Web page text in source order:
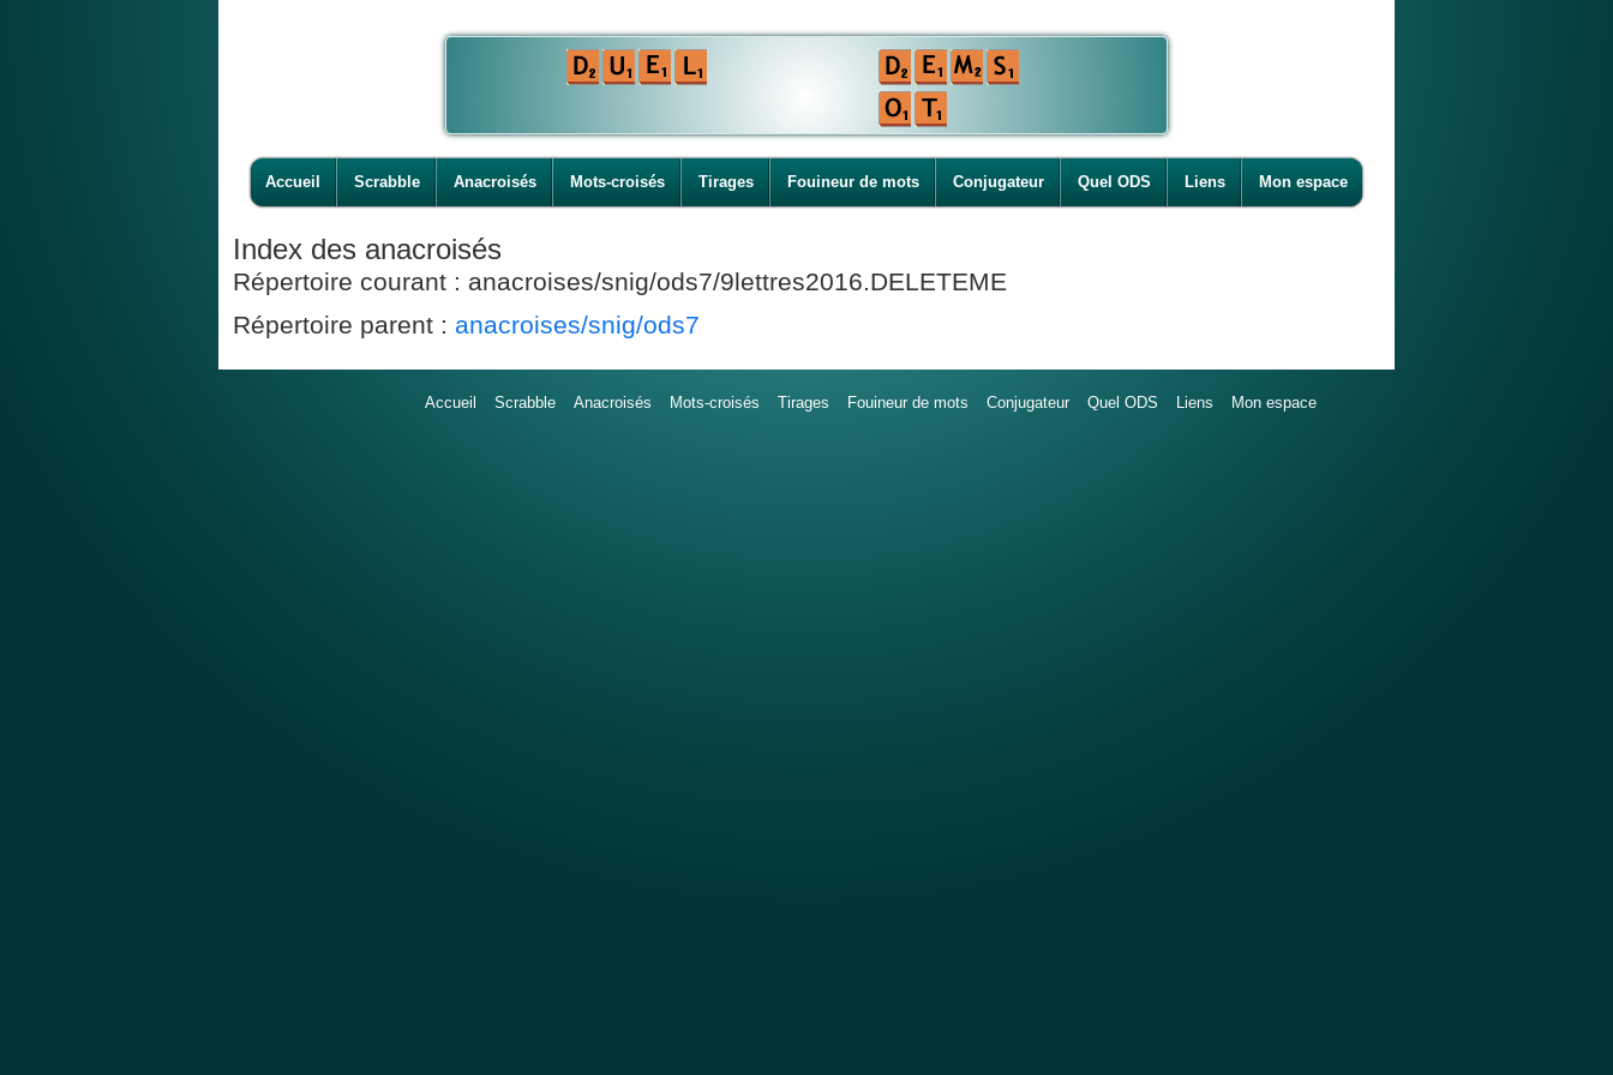
Accueil Scrabble Anacroisés Mots-croisés Tirages Fouineur de mots Conjugateur Quel ODS Liens Mon espace
Index des anacroisés
Répertoire courant : anacroises/snig/ods7/9lettres2016.DELETEME
Répertoire parent : anacroises/snig/ods7
Accueil Scrabble Anacroisés Mots-croisés Tirages Fouineur de mots Conjugateur Quel ODS Liens Mon espace